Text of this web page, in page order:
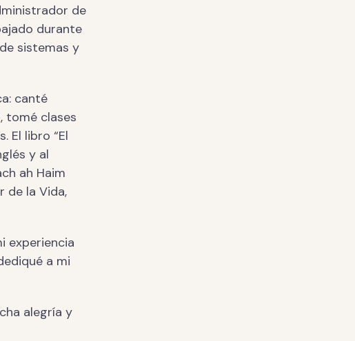
de
durante
sistemas y
canté
tomé clases
El libro “El
y al
ah Haim
de la Vida,
experiencia
a mi
alegría y